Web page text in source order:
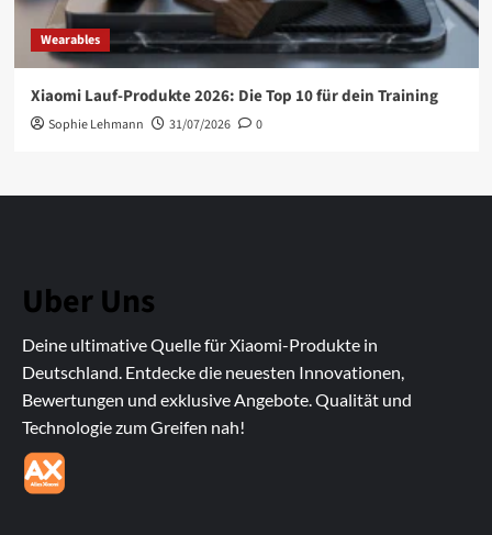
Wearables
Xiaomi Lauf-Produkte 2026: Die Top 10 für dein Training
Sophie Lehmann 31/07/2026 0
Uber Uns
Deine ultimative Quelle für Xiaomi-Produkte in
Deutschland. Entdecke die neuesten Innovationen,
Bewertungen und exklusive Angebote. Qualität und
Technologie zum Greifen nah!